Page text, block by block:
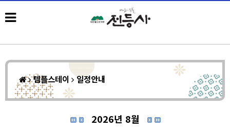
템플스테이 일정안내
2026년 8월